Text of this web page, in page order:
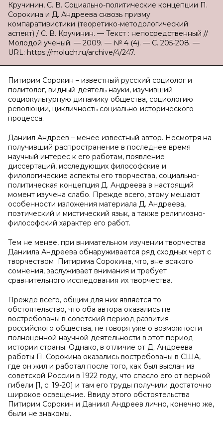
Кручинин, С. В. Социально-политические концепции П.
Сорокина и Д. Андреева сквозь призму
компаративистики (теоретико-методологический
аспект) / С. В. Кручинин. — Текст : непосредственный //
Молодой ученый. — 2009. — № 4 (4). — С. 205-208. —
URL: https://moluch.ru/archive/4/247.
Питирим Сорокин – известный русский социолог и
политолог, видный деятель науки, изучивший
социокультурную динамику общества, социологию
революции, цикличность социально-исторического
процесса.
Даниил Андреев – менее известный автор. Несмотря на
получивший распространение в последнее время
научный интерес к его работам, появление
диссертаций, исследующих философские и
филологические аспекты его творчества, социально-
политическая концепция Д. Андреева в настоящий
момент изучена слабо. Прежде всего, этому мешают
особенности изложения материала Д. Андреева,
поэтический и мистический язык, а также религиозно-
философский характер его работ.
Тем не менее, при внимательном изучении творчества
Даниила Андреева обнаруживается ряд сходных черт с
творчеством Питирима Сорокина, что, вне всякого
сомнения, заслуживает внимания и требует
сравнительного исследования их творчества.
Прежде всего, общим для них является то
обстоятельство, что оба автора оказались не
востребованы в советский период развития
российского общества, не говоря уже о возможности
полноценной научной деятельности в этот период
истории страны. Однако, в отличие от Д. Андреева
работы П. Сорокина оказались востребованы в США,
где он жил и работал после того, как был выслан из
советской России в 1922 году, что спасло его от верной
гибели [1, c. 19-20] и там его труды получили достаточно
широкое освещение. Ввиду этого обстоятельства
Питирим Сорокин и Даниил Андреев лично, конечно же,
были не знакомы.